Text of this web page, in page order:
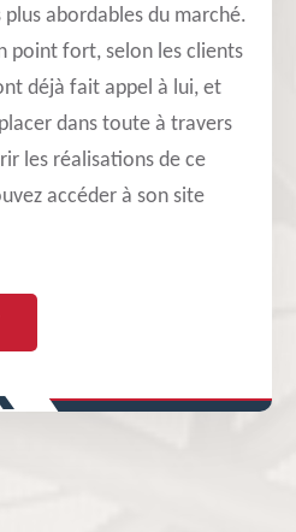
abordables du marché.
point fort, selon les clients
déjà fait appel à lui, et
dans toute à travers
les réalisations de ce
accéder à son site